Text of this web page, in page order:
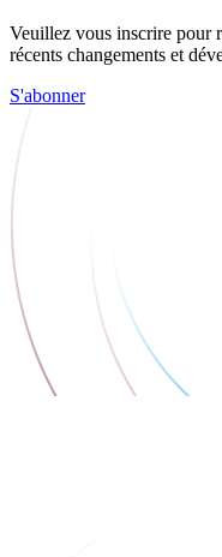
Veuillez vous inscrire pour
récents changements et
S'abonner